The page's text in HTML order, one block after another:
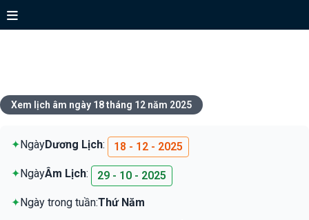
Xem lịch âm ngày 18 tháng 12 năm 2025
✦NgàyDương Lịch: 18 - 12 - 2025
✦NgàyÂm Lịch: 29 - 10 - 2025
✦Ngày trong tuần:Thứ Năm